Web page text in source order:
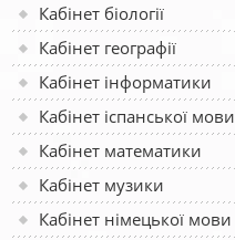
Кабінет біології
Кабінет географії
Кабінет інформатики
Кабінет іспанської мови
Кабінет математики
Кабінет музики
Кабінет німецької мови